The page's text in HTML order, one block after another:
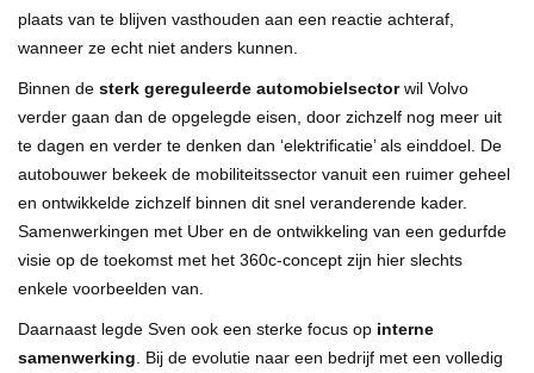
plaats van te blijven vasthouden aan een reactie achteraf,
wanneer ze echt niet anders kunnen.
Binnen de sterk gereguleerde automobielsectorwil Volvo
verder gaan dan de opgelegde eisen, door zichzelf nog meer uit
te dagen en verder te denken dan ‘elektrificatie’ als einddoel. De
autobouwer bekeek de mobiliteitssector vanuit een ruimer geheel
en ontwikkelde zichzelf binnen dit snel veranderende kader.
Samenwerkingen met Uber en de ontwikkeling van een gedurfde
visie op de toekomst met het 360c-concept zijn hier slechts
enkele voorbeelden van.
Daarnaast legde Sven ook een sterke focus op interne
samenwerking . Bij de evolutie naar een bedrijf met een volledig